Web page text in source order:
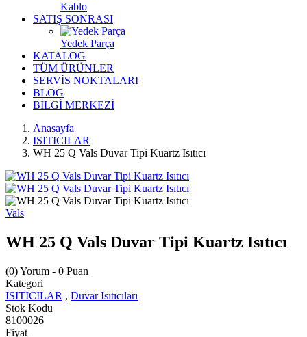
Kablo
SATIŞ SONRASI
Yedek Parça
KATALOG
TÜM ÜRÜNLER
SERVİS NOKTALARI
BLOG
BİLGİ MERKEZİ
Anasayfa
ISITICILAR
WH 25 Q Vals Duvar Tipi Kuartz Isıtıcı
Vals
WH 25 Q Vals Duvar Tipi Kuartz Isıtıcı
(0) Yorum - 0 Puan
Kategori
ISITICILAR , Duvar Isıtıcıları
Stok Kodu
8100026
Fiyat